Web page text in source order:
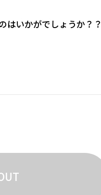
はいかがでしょうか？